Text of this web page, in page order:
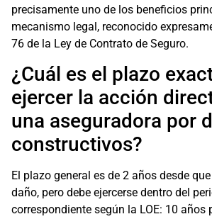
precisamente uno de los beneficios
mecanismo legal, reconocido
76 de la Ley de Contrato de Seguro.
¿Cuál es el plazo
ejercer la acción
una aseguradora por
constructivos?
El plazo general es de 2 años desde
daño, pero debe ejercerse dentro del
correspondiente según la LOE: 10 años